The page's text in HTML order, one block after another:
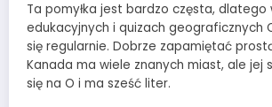
Ta pomyłka jest bardzo częsta, dlatego
edukacyjnych i quizach geograficznych
się regularnie. Dobrze zapamiętać
Kanada ma wiele znanych miast, ale jej
się na O i ma sześć liter.